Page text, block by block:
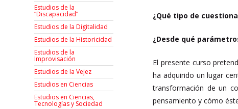
¿Qué tipo de
¿Desde qué
El presente curso
ha adquirido un lugar
transformación de un
pensamiento y cómo
Estudios de la
“Discapacidad”
Estudios de la Digitalidad
Estudios de la Historicidad
Estudios de la
Improvisación
Estudios de la Vejez
Estudios en Ciencias
Estudios en Ciencias,
Tecnologías y Sociedad